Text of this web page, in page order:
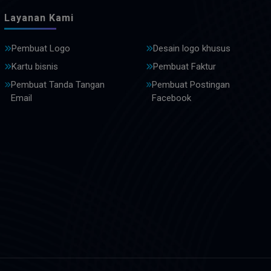
Layanan Kami
Pembuat Logo
Desain logo khusus
Kartu bisnis
Pembuat Faktur
Pembuat Tanda Tangan
Email
Pembuat Postingan
Facebook